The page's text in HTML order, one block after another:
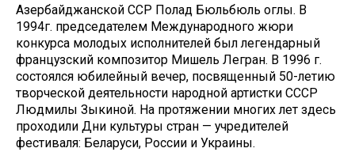
Азербайджанской ССР Полад Бюльбюль оглы. В
1994г. председателем Международного жюри
конкурса молодых исполнителей был легендарный
французский композитор Мишель Легран. В 1996 г.
состоялся юбилейный вечер, посвященный 50-летию
творческой деятельности народной артистки СССР
Людмилы Зыкиной. На протяжении многих лет здесь
проходили Дни культуры стран — учредителей
фестиваля: Беларуси, России и Украины.